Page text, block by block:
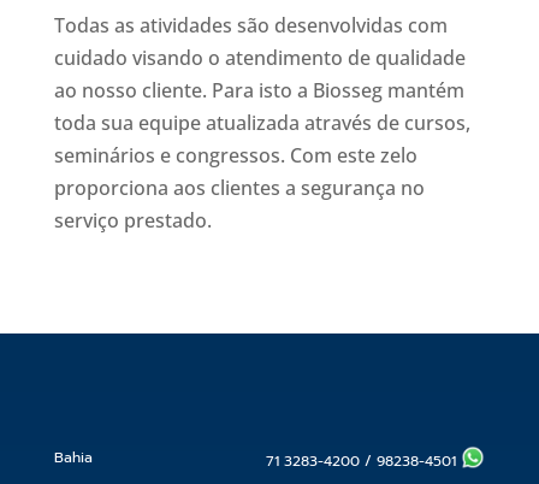
Todas as atividades são desenvolvidas com
cuidado visando o atendimento de qualidade
ao nosso cliente. Para isto a Biosseg mantém
toda sua equipe atualizada através de cursos,
seminários e congressos. Com este zelo
proporciona aos clientes a segurança no
serviço prestado.
Bahia 71 3283-4200 /98238-4501